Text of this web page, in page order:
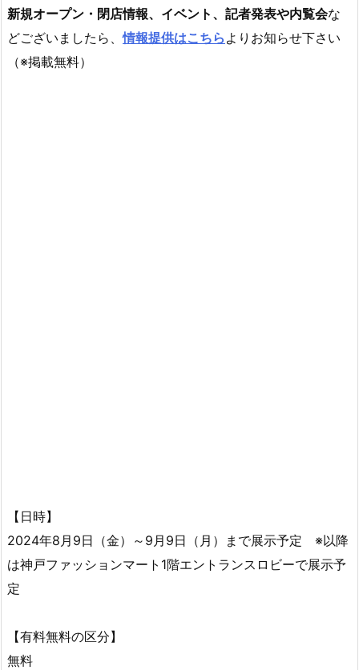
新規オープン・閉店情報、イベント、記者発表や内覧会な
どございましたら、情報提供はこちら よりお知らせ下さい
（※掲載無料）
【日時】
2024年8月9日（金）～9月9日（月）まで展示予定 ※以降
は神戸ファッションマート1階エントランスロビーで展示予
定
【有料無料の区分】
無料